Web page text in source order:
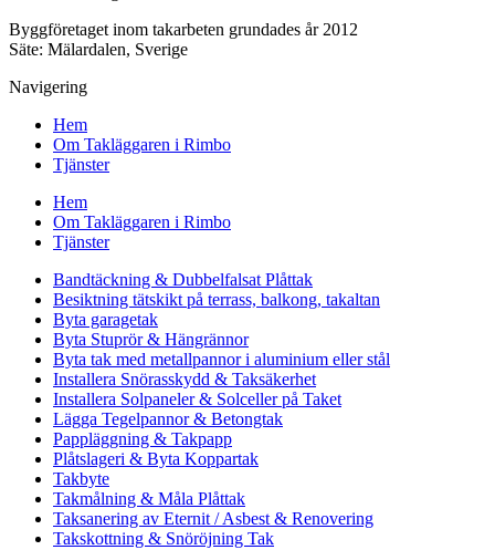
Byggföretaget inom takarbeten grundades år 2012
Säte: Mälardalen, Sverige
Navigering
Hem
Om Takläggaren i Rimbo
Tjänster
Hem
Om Takläggaren i Rimbo
Tjänster
Bandtäckning & Dubbelfalsat Plåttak
Besiktning tätskikt på terrass, balkong, takaltan
Byta garagetak
Byta Stuprör & Hängrännor
Byta tak med metallpannor i aluminium eller stål
Installera Snörasskydd & Taksäkerhet
Installera Solpaneler & Solceller på Taket
Lägga Tegelpannor & Betongtak
Pappläggning & Takpapp
Plåtslageri & Byta Koppartak
Takbyte
Takmålning & Måla Plåttak
Taksanering av Eternit / Asbest & Renovering
Takskottning & Snöröjning Tak